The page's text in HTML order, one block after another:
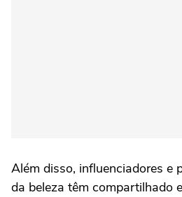
Além disso, influenciadores e
da beleza têm compartilhado